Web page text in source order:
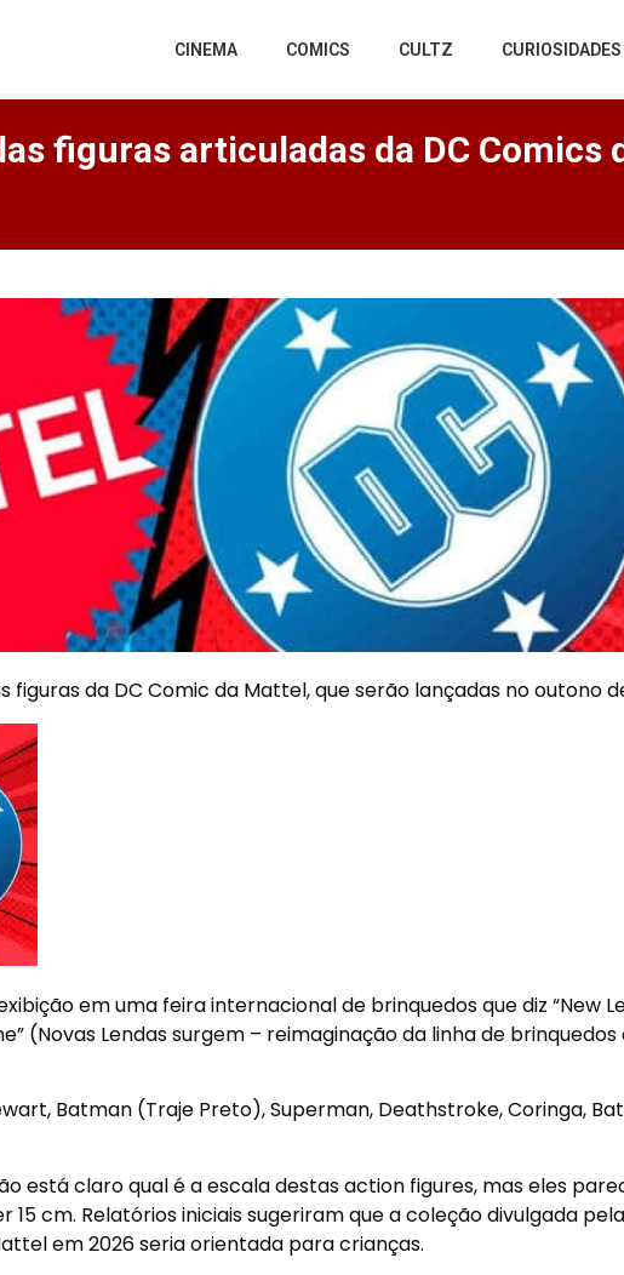
CINEMA COMICS CULTZ CURIOSIDADES
figuras articuladas da DC Comics
figuras da DC Comic da Mattel, que serão lançadas no outono
em uma feira internacional de brinquedos que diz “New
(Novas Lendas surgem – reimaginação da linha de brinquedos
Batman (Traje Preto), Superman, Deathstroke, Coringa,
está claro qual é a escala destas action figures, mas eles
15 cm. Relatórios iniciais sugeriram que a coleção divulgada pela
em 2026 seria orientada para crianças.